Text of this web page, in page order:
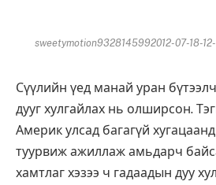
sweetymotion9328145992012-07-18-
Сүүлийн үед манай уран
дууг хулгайлах нь олширсон.
Америк улсад багагүй
туурвиж ажиллаж амьдарч
хамтлаг хэзээ ч гадаадын дуу